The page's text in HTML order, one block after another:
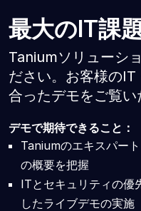
最大のIT課
Taniumソリューシ
ださい。お客様の
合ったデモをご覧い
デモで期待できること：
Taniumのエキスパー
の概要を把握
ITとセキュリティの優
したライブデモの実施